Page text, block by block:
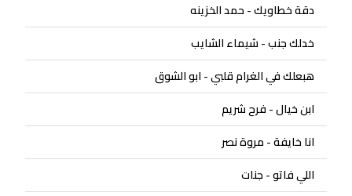
دقة خطاويك - حمد الخزينه
خدلك جنب - شيماء الشايب
هبعلك في الغرام قلبي - ابو الشوق
ابن خيال - فرح شريم
انا خايفة - مروة نصر
اللي فاتو - جنات